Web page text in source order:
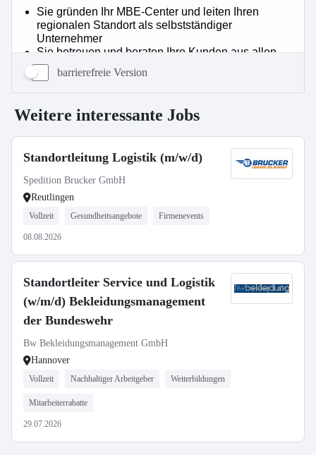
barrierefreie Version
Weitere interessante Jobs
Standortleitung Logistik (m/w/d)
Spedition Brucker GmbH
Reutlingen
Vollzeit Gesundheitsangebote Firmenevents
08.08.2026
Standortleiter Service und Logistik
(w/m/d) Bekleidungsmanagement
der Bundeswehr
Bw Bekleidungsmanagement GmbH
Hannover
Vollzeit Nachhaltiger Arbeitgeber Weiterbildungen
Mitarbeiterrabatte
29.07.2026